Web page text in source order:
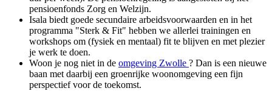
pensioenfonds Zorg en Welzijn.
Isala biedt goede secundaire arbeidsvoorwaarden en in het
programma "Sterk & Fit" hebben we allerlei trainingen en
workshops om (fysiek en mentaal) fit te blijven en met plezier
je werk te doen.
Woon je nog niet in de omgeving Zwolle ? Dan is een nieuwe
baan met daarbij een groenrijke woonomgeving een fijn
perspectief voor de toekomst.